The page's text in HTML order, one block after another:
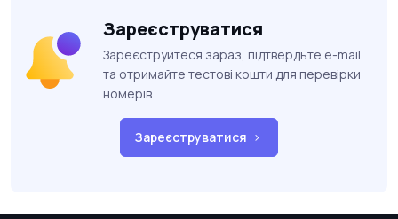
Зареєструватися
Зареєструйтеся зараз, підтвердьте e-mail
та отримайте тестові кошти для перевірки
номерів
Зареєструватися